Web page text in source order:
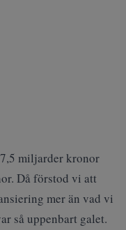
miljarder kronor
Då förstod vi att
mer än vad vi
så uppenbart galet.